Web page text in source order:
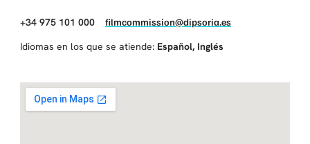
+34 975 101 000 filmcommission@dipsoria.es
Idiomas en los que se atiende: Español, Inglés